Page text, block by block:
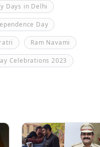
Days in Delhi
Day
Ram Navami
Celebrations 2023